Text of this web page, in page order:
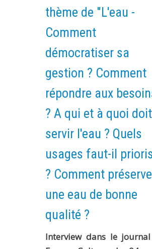
thème de "L'eau -
Comment
démocratiser sa
gestion ? Comment
répondre aux
? A qui et à quoi doit
servir l'eau ? Quels
usages faut-il
? Comment
une eau de bonne
qualité ?
Interview dans le